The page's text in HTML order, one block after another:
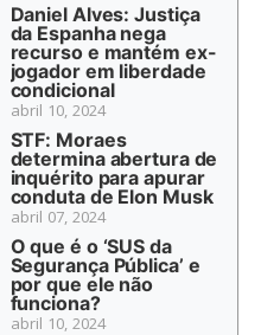
Daniel Alves: Justiça
da Espanha nega
recurso e mantém ex-
jogador em liberdade
condicional
abril 10, 2024
STF: Moraes
determina abertura de
inquérito para apurar
conduta de Elon Musk
abril 07, 2024
O que é o ‘SUS da
Segurança Pública’ e
por que ele não
funciona?
abril 10, 2024